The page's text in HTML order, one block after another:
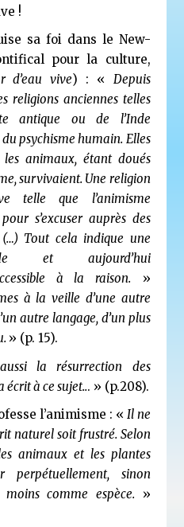
!
sa foi dans le New-
pour la culture,
d’eau vive) : « Depuis
religions anciennes telles
antique ou de l’Inde
psychisme humain. Elles
animaux, étant doués
survivaient. Une religion
telle que l’animisme
s’excuser auprès des
Tout cela indique une
et aujourd’hui
à la raison. »
à la veille d’une autre
autre langage, d’un plus
» (p. 15).
la résurrection des
à ce sujet... » (p.208).
l’animisme : «Il ne
naturel soit frustré. Selon
animaux et les plantes
perpétuellement, sinon
comme espèce. »